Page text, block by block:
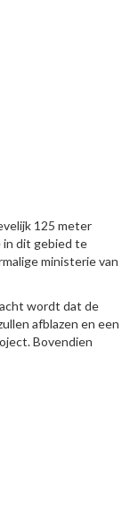
125 meter
in dit gebied te
ministerie van
wordt dat de
afblazen en een
Bovendien